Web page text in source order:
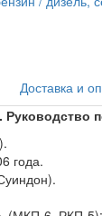
Доставка и
года.